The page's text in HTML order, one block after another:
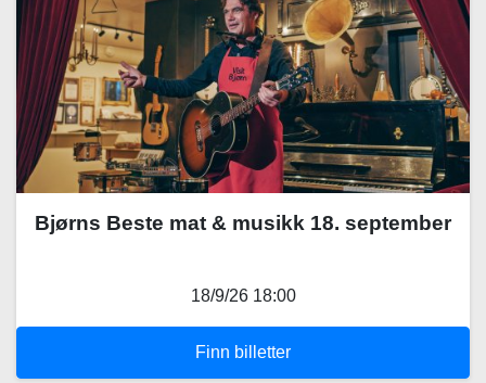
Bjørns Beste mat & musikk 18. september
18/9/26 18:00
Finn billetter